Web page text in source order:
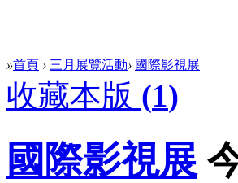
»首頁 › 三月展覽活動› 國際影視展
收藏本版 (1)
國際影視展